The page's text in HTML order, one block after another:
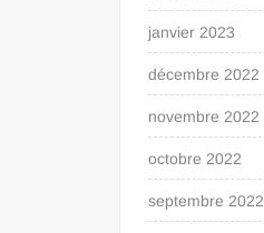
janvier 2023
décembre 2022
novembre 2022
octobre 2022
septembre 2022